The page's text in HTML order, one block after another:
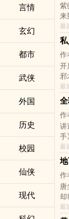
言情
玄幻
都市
武侠
外国
历史
校园
仙侠
现代
来
书
不
能
全
最
作
开
邪
得
章
读.
最
作
讲
手
得
忘
外
弹
最
作
唐
却
要
最